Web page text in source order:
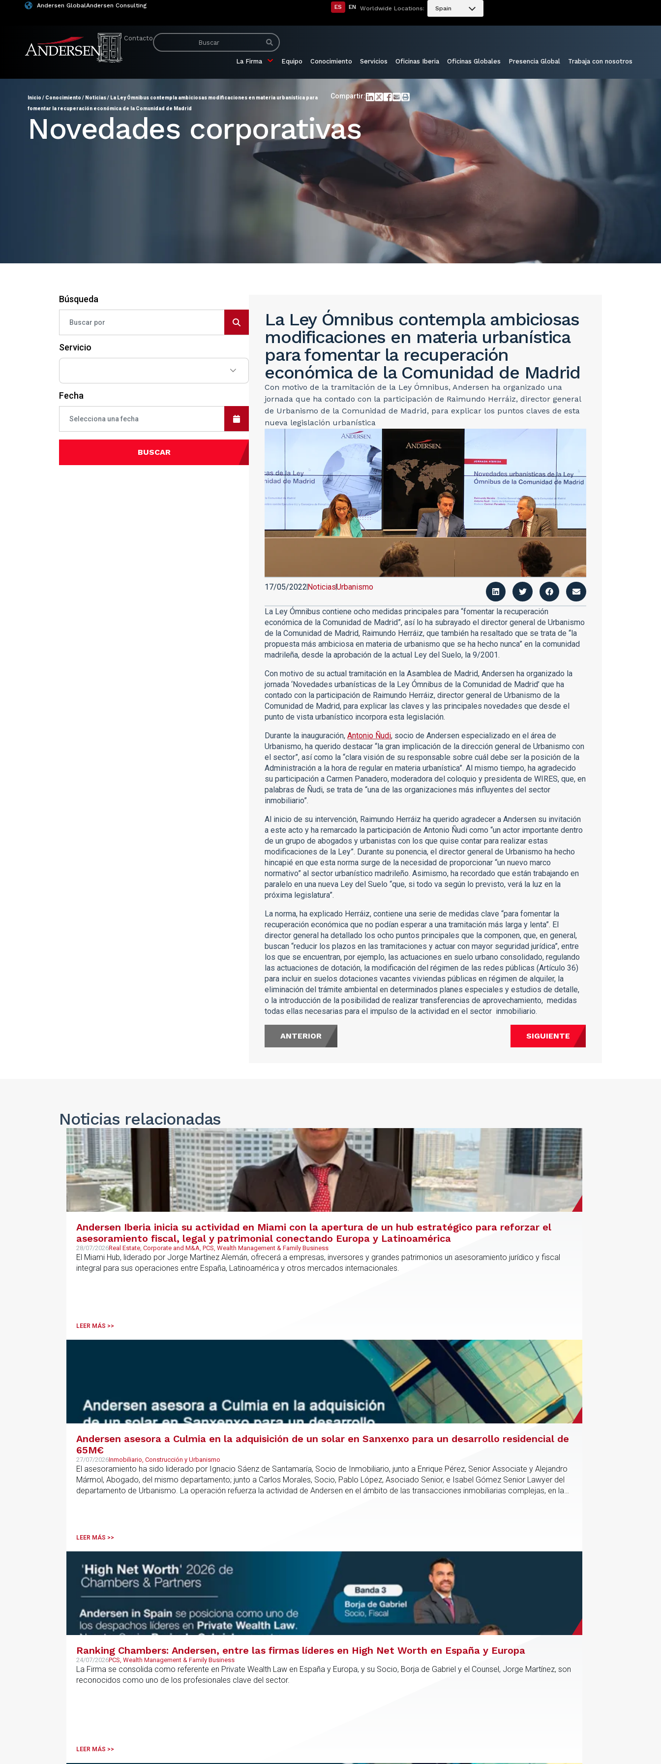
Andersen GlobalAndersen Consulting ES EN Worldwide Locations: Spain
Contacto
La Firma Equipo Conocimiento Servicios Oficinas Iberia Oficinas Globales Presencia Global Trabaja con nosotros
Inicio / Conocimiento / Noticias/ La Ley Ómnibus contempla ambiciosas modificaciones en materia urbanística para
fomentar la recuperación económica de la Comunidad de Madrid
Compartir:
Novedades corporativas
Búsqueda
Servicio
Fecha
BUSCAR
La Ley Ómnibus contempla ambiciosas
modificaciones en materia urbanística
para fomentar la recuperación
económica de la Comunidad de Madrid
Con motivo de la tramitación de la Ley Ómnibus, Andersen ha organizado una
jornada que ha contado con la participación de Raimundo Herráiz, director general
de Urbanismo de la Comunidad de Madrid, para explicar los puntos claves de esta
nueva legislación urbanística
17/05/2022NoticiasUrbanismo
La Ley Ómnibus contiene ocho medidas principales para “fomentar la recuperación
económica de la Comunidad de Madrid”, así lo ha subrayado el director general de Urbanismo
de la Comunidad de Madrid, Raimundo Herráiz, que también ha resaltado que se trata de “la
propuesta más ambiciosa en materia de urbanismo que se ha hecho nunca” en la comunidad
madrileña, desde la aprobación de la actual Ley del Suelo, la 9/2001.
Con motivo de su actual tramitación en la Asamblea de Madrid, Andersen ha organizado la
jornada ‘Novedades urbanísticas de la Ley Ómnibus de la Comunidad de Madrid’ que ha
contado con la participación de Raimundo Herráiz, director general de Urbanismo de la
Comunidad de Madrid, para explicar las claves y las principales novedades que desde el
punto de vista urbanístico incorpora esta legislación.
Durante la inauguración,Antonio Ñudi, socio de Andersen especializado en el área de
Urbanismo, ha querido destacar “la gran implicación de la dirección general de Urbanismo con
el sector”, así como la “clara visión de su responsable sobre cuál debe ser la posición de la
Administración a la hora de regular en materia urbanística”. Al mismo tiempo, ha agradecido
su participación a Carmen Panadero, moderadora del coloquio y presidenta de WIRES, que, en
palabras de Ñudi, se trata de “una de las organizaciones más influyentes del sector
inmobiliario”.
Al inicio de su intervención, Raimundo Herráiz ha querido agradecer a Andersen su invitación
a este acto y ha remarcado la participación de Antonio Ñudi como “un actor importante dentro
de un grupo de abogados y urbanistas con los que quise contar para realizar estas
modificaciones de la Ley”. Durante su ponencia, el director general de Urbanismo ha hecho
hincapié en que esta norma surge de la necesidad de proporcionar “un nuevo marco
normativo” al sector urbanístico madrileño. Asimismo, ha recordado que están trabajando en
paralelo en una nueva Ley del Suelo “que, si todo va según lo previsto, verá la luz en la
próxima legislatura”.
La norma, ha explicado Herráiz, contiene una serie de medidas clave “para fomentar la
recuperación económica que no podían esperar a una tramitación más larga y lenta”. El
director general ha detallado los ocho puntos principales que la componen, que, en general,
buscan “reducir los plazos en las tramitaciones y actuar con mayor seguridad jurídica”, entre
los que se encuentran, por ejemplo, las actuaciones en suelo urbano consolidado, regulando
las actuaciones de dotación, la modificación del régimen de las redes públicas (Artículo 36)
para incluir en suelos dotaciones vacantes viviendas públicas en régimen de alquiler, la
eliminación del trámite ambiental en determinados planes especiales y estudios de detalle,
o la introducción de la posibilidad de realizar transferencias de aprovechamiento, medidas
todas ellas necesarias para el impulso de la actividad en el sector inmobiliario.
ANTERIOR SIGUIENTE
Noticias relacionadas
Andersen Iberia inicia su actividad en Miami con la apertura de un hub estratégico para reforzar el
asesoramiento fiscal, legal y patrimonial conectando Europa y Latinoamérica
28/07/2026Real Estate, Corporate and M&A, PCS, Wealth Management & Family Business
El Miami Hub, liderado por Jorge Martínez Alemán, ofrecerá a empresas, inversores y grandes patrimonios un asesoramiento jurídico y fiscal
integral para sus operaciones entre España, Latinoamérica y otros mercados internacionales.
LEER MÁS >>
Andersen asesora a Culmia en la adquisición de un solar en Sanxenxo para un desarrollo residencial de
65M€
27/07/2026Inmobiliario, Construcción y Urbanismo
El asesoramiento ha sido liderado por Ignacio Sáenz de Santamaría, Socio de Inmobiliario, junto a Enrique Pérez, Senior Associate y Alejandro
Mármol, Abogado, del mismo departamento; junto a Carlos Morales, Socio, Pablo López, Asociado Senior, e Isabel Gómez Senior Lawyer del
departamento de Urbanismo. La operación refuerza la actividad de Andersen en el ámbito de las transacciones inmobiliarias complejas, en las
LEER MÁS >>
Ranking Chambers: Andersen, entre las firmas líderes en High Net Worth en España y Europa
24/07/2026PCS, Wealth Management & Family Business
La Firma se consolida como referente en Private Wealth Law en España y Europa, y su Socio, Borja de Gabriel y el Counsel, Jorge Martínez, son
reconocidos como uno de los profesionales clave del sector.
LEER MÁS >>